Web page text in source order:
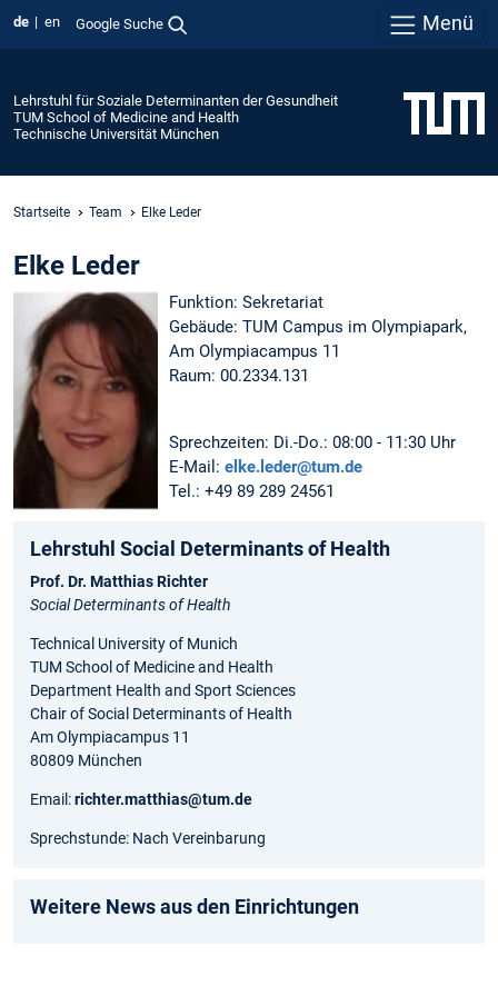
de en Google Suche Menü
Lehrstuhl für Soziale Determinanten der Gesundheit
TUM School of Medicine and Health
Technische Universität München
Startseite Team Elke Leder
Elke Leder
Funktion: Sekretariat
Gebäude: TUM Campus im Olympiapark,
Am Olympiacampus 11
Raum: 00.2334.131
Sprechzeiten: Di.-Do.: 08:00 - 11:30 Uhr
E-Mail: elke.leder@tum.de
Tel.: +49 89 289 24561
Lehrstuhl Social Determinants of Health
Prof. Dr. Matthias Richter
Social Determinants of Health
Technical University of Munich
TUM School of Medicine and Health
Department Health and Sport Sciences
Chair of Social Determinants of Health
Am Olympiacampus 11
80809 München
Email:richter.matthias@tum.de
Sprechstunde: Nach Vereinbarung
Weitere News aus den Einrichtungen